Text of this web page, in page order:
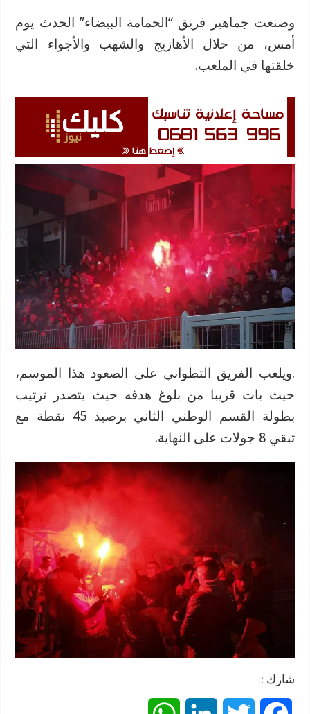
وصنعت جماهير فريق “الحمامة البيضاء” الحدث يوم
أمس، من خلال الأهازيج والشهب والأجواء التي
خلقتها في الملعب.
.ويلعب الفريق التطواني على الصعود هذا الموسم،
حيث بات قريبا من بلوغ هدفه حيث يتصدر ترتيب
بطولة القسم الوطني الثاني برصيد 45 نقطة مع
تبقي 8 جولات على النهاية.
شارك :